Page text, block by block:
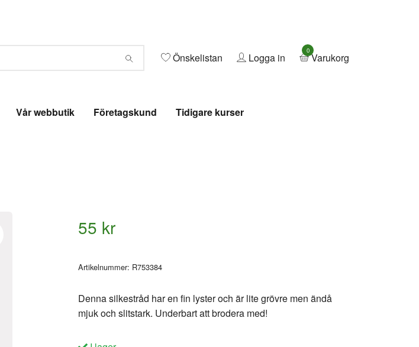
Önskelistan Logga in
0
Varukorg
Vår webbutik Företagskund Tidigare kurser
55 kr
Artikelnummer: R753384
Denna silkestråd har en fin lyster och är lite grövre men ändå
mjuk och slitstark. Underbart att brodera med!